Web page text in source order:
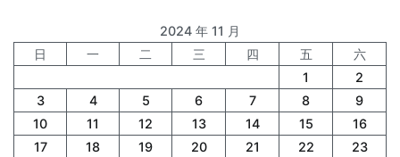
2024 年 11 月
日
一 二 三 四 五
六
1
2
3
4 5 6 7 8
9
10
11 12 13 14 15
16
17
18 19 20 21 22
23